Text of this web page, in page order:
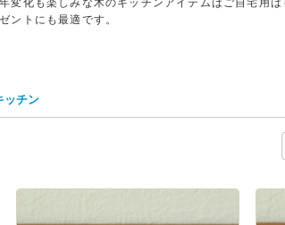
変化も楽しみな木のキッチンアイテムはご自宅用は
ントにも最適です。
ッチン